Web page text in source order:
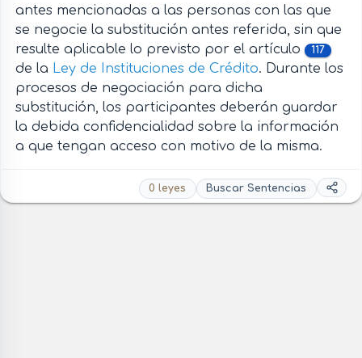
antes mencionadas a las personas con las que
se negocie la substitución antes referida, sin que
resulte aplicable lo previsto por el artículo
117
de la Ley de Instituciones de Crédito. Durante los
procesos de negociación para dicha
substitución, los participantes deberán guardar
la debida confidencialidad sobre la información
a que tengan acceso con motivo de la misma.
0 leyes Buscar Sentencias